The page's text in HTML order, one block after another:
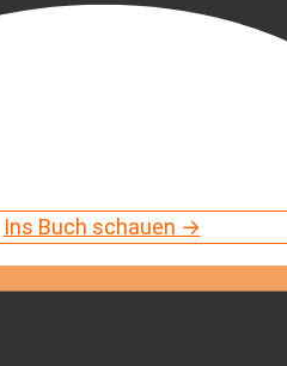
Ins Buch schauen →